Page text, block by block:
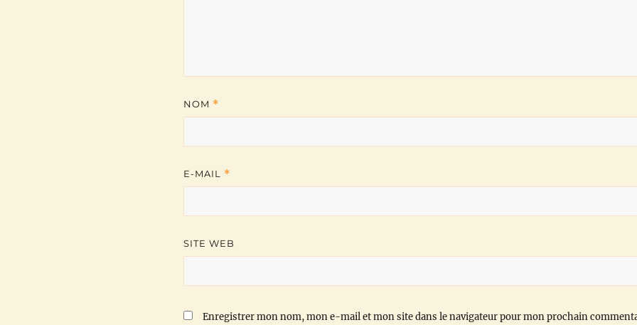
NOM *
E-MAIL *
SITE WEB
Enregistrer mon nom, mon e-mail et mon site dans le navigateur pour mon prochain